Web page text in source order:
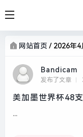
网站首页 / 2026年4
Bandicam
发布了文章
美加墨世界杯48
...